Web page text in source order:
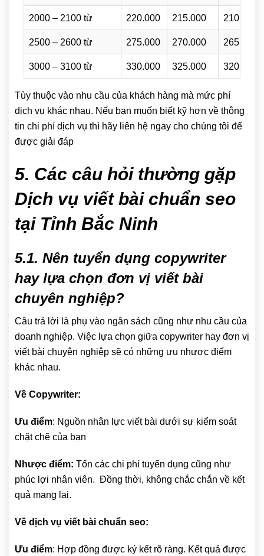
2000 – 2100 từ 220.000 215.000 210.000
2500 – 2600 từ 275.000 270.000 265.000
3000 – 3100 từ 330.000 325.000 320.000
Tùy thuộc vào nhu cầu của khách hàng mà mức phí
dịch vụ khác nhau. Nếu bạn muốn biết kỹ hơn về thông
tin chi phí dịch vụ thì hãy liên hệ ngay cho chúng tôi để
được giải đáp
5. Các câu hỏi thường gặp
Dịch vụ viết bài chuẩn seo
tại Tỉnh Bắc Ninh
5.1. Nên tuyển dụng copywriter
hay lựa chọn đơn vị viết bài
chuyên nghiệp?
Câu trả lời là phụ vào ngân sách cũng như nhu cầu của
doanh nghiệp. Việc lựa chọn giữa copywriter hay đơn vị
viết bài chuyên nghiệp sẽ có những ưu nhược điểm
khác nhau.
Về Copywriter:
Ưu điểm: Nguồn nhân lực viết bài dưới sự kiểm soát
chặt chẽ của bạn
Nhược điểm: Tốn các chi phí tuyển dụng cũng như
phúc lợi nhân viên. Đồng thời, không chắc chắn về kết
quả mang lại.
Về dịch vụ viết bài chuẩn seo:
Ưu điểm: Hợp đồng được ký kết rõ ràng. Kết quả được